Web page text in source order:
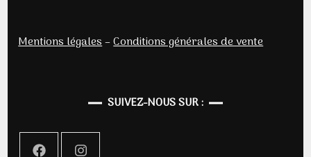
Mentions légales–Conditions générales de vente
SUIVEZ-NOUS SUR :